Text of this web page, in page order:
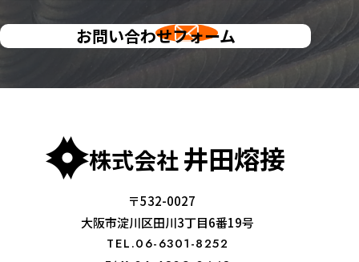
お問い合わせフォーム
株式会社井田熔接
〒532-0027
大阪市淀川区田川3丁目6番19号
TEL.06-6301-8252